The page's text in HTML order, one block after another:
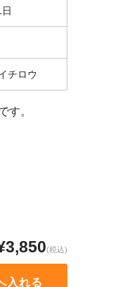
チロウ
す。
(税込)